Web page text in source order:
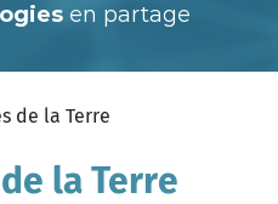
en partage
de la Terre
la Terre